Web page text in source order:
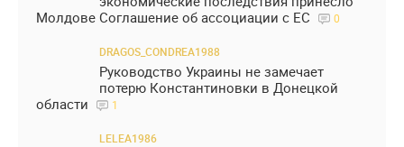
Молдове Соглашение об ассоциации с ЕС
0
DRAGOS_CONDREA1988
Руководство Украины не замечает
потерю Константиновки в Донецкой
области
1
LELEA1986